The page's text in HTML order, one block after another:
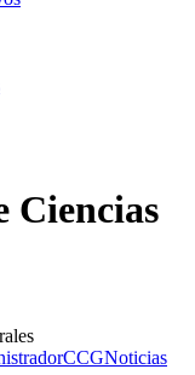
Ciencias
Noticias